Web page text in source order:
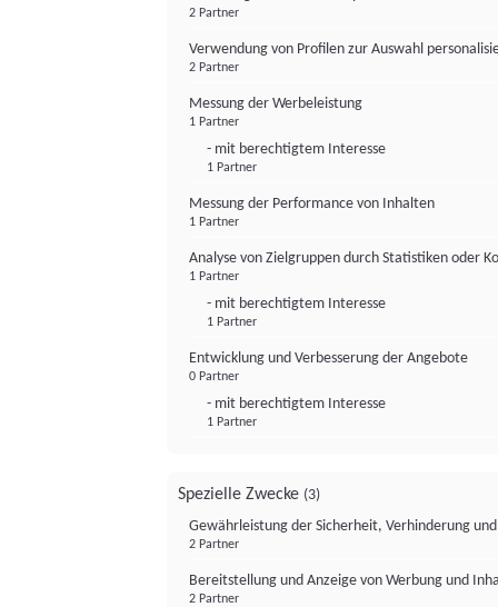
2 Partner
Verwendung von Profilen zur Auswahl
2 Partner
Messung der Werbeleistung
1 Partner
- mit berechtigtem Interesse
1 Partner
Messung der Performance von Inhalten
1 Partner
Analyse von Zielgruppen durch Statistiken oder
1 Partner
- mit berechtigtem Interesse
1 Partner
Entwicklung und Verbesserung der Angebote
0 Partner
- mit berechtigtem Interesse
1 Partner
Spezielle Zwecke (3)
Gewährleistung der Sicherheit, Verhinderung
2 Partner
Bereitstellung und Anzeige von Werbung und
2 Partner